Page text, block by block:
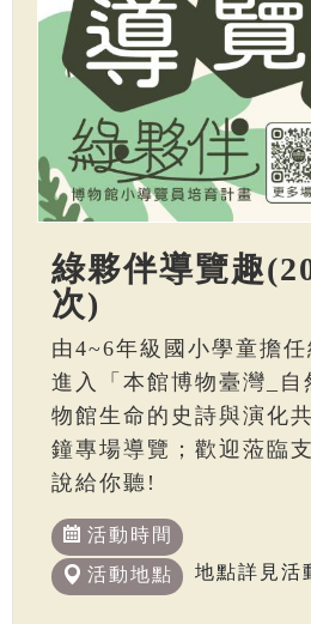
綠夥伴導覽趣
次)
由4~6年級國小學童擔
進入「本館博物臺灣_自
物館生命的史詩與演化
鐘專場導覽；歡迎蒞臨
說給你聽!
活動時間
活動地點
地點詳見活